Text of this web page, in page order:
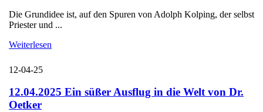
Die Grundidee ist, auf den Spuren von Adolph Kolping, der selbst
Priester und ...
Weiterlesen
12-04-25
12.04.2025 Ein süßer Ausflug in die Welt von Dr.
Oetker